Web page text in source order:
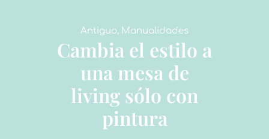
Antiguo, Manualidades
Cambia el estilo a
una mesa de
living sólo con
pintura